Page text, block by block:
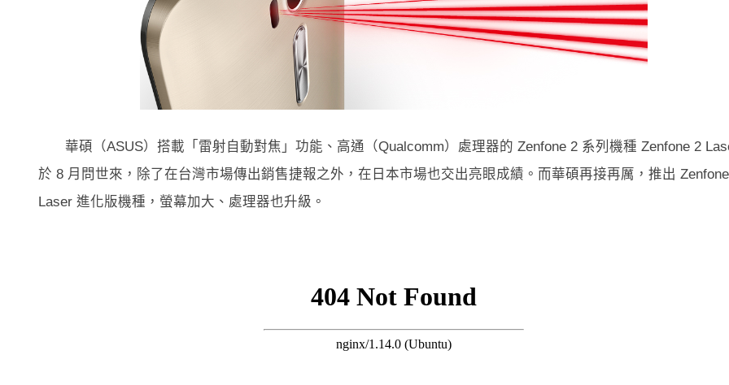
華碩（ASUS）搭載「雷射自動對焦」功能、高通（Qualcomm）處理器的 Zenfone 2 系列機種 Zenfone 2
於 8 月問世來，除了在台灣市場傳出銷售捷報之外，在日本市場也交出亮眼成績。而華碩再接再厲，推出
Laser 進化版機種，螢幕加大、處理器也升級。